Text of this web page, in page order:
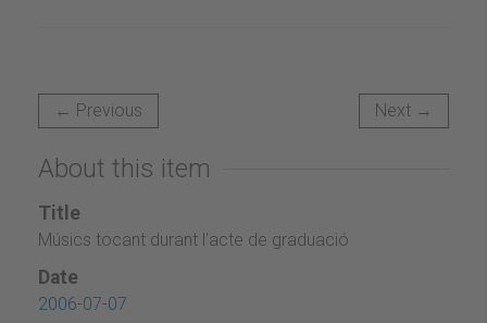
← Previous Next →
About this item
Title
Músics tocant durant l'acte de graduació
Date
2006-07-07